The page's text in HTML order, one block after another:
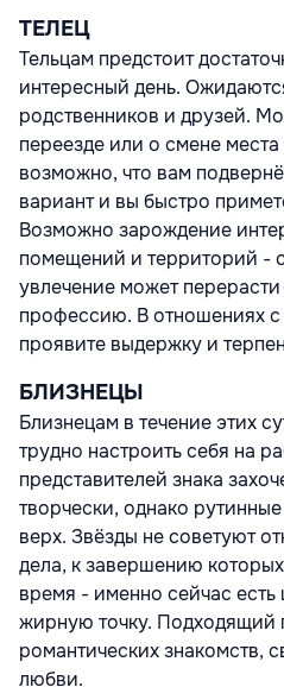
ТЕЛЕЦ
Тельцам предстоит
интересный день.
родственников и друзей.
переезде или о смене
возможно, что вам
вариант и вы быстро
Возможно зарождение
помещений и территорий -
увлечение может
профессию. В отношениях
проявите выдержку и
БЛИЗНЕЦЫ
Близнецам в течение этих
трудно настроить себя на
представителей знака
творчески, однако
верх. Звёзды не советуют
дела, к завершению
время - именно сейчас есть
жирную точку. Подходящий
романтических знакомств,
любви.